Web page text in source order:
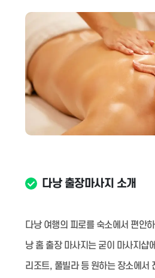
다낭 출장마사지 소개
다낭 여행의 피로를 숙소에서 편안
낭 홈 출장 마사지는 굳이 마사지샵
리조트, 풀빌라 등 원하는 장소에서